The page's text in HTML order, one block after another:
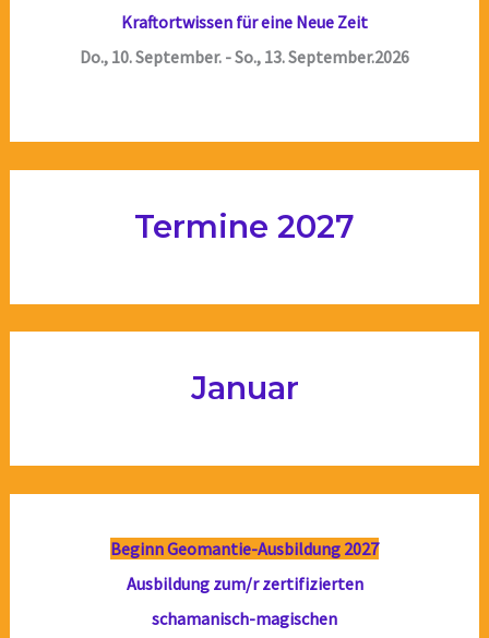
Kraftortwissen für eine Neue Zeit
Do., 10. September. - So., 13. September.2026
Termine 2027
Januar
Beginn Geomantie-Ausbildung 2027
Ausbildung zum/r zertifizierten
schamanisch-magischen